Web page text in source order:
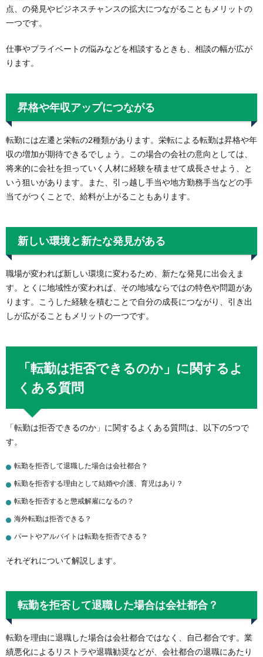
点、の発見やビジネスチャンスの拡大につながることもメリットの
一つです。
仕事やプライベートの悩みなどを相談するときも、相談の幅が広が
ります。
昇格や年収アップにつながる
転勤には左遷と栄転の2種類があります。栄転による転勤は昇格や年
収の増加が期待できるでしょう。この場合の会社の意向としては、
将来的に会社を担っていく人材に経験を積ませて成長させよう、と
いう狙いがあります。また、引っ越し手当や地方勤務手当などの手
当てがつくことで、給料が上がることもあります。
新しい環境と新たな発見がある
職場が変われば新しい環境に変わるため、新たな発見に出会えま
す。とくに地域性が変われば、その地域ならではの特色や問題があ
ります。こうした経験を積むことで自分の成長につながり、引き出
しが広がることもメリットの一つです。
「転勤は拒否できるのか」に関するよ
くある質問
「転勤は拒否できるのか」に関するよくある質問は、以下の5つで
す。
転勤を拒否して退職した場合は会社都合？
転勤を拒否する理由として結婚や介護、育児はあり？
転勤を拒否すると懲戒解雇になるの？
海外転勤は拒否できる？
パートやアルバイトは転勤を拒否できる？
それぞれについて解説します。
転勤を拒否して退職した場合は会社都合？
転勤を理由に退職した場合は会社都合ではなく、自己都合です。業
績悪化によるリストラや退職勧奨などが、会社都合の退職にあたり